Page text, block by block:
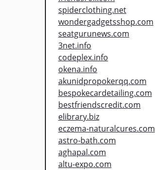
spiderclothing.net
wondergadgetsshop.com
seatgurunews.com
3net.info
codeplex.info
okena.info
akunidpropokerqq.com
bespokecardetailing.com
bestfriendscredit.com
elibrary.biz
eczema-naturalcures.com
astro-bath.com
aghapal.com
altu-expo.com